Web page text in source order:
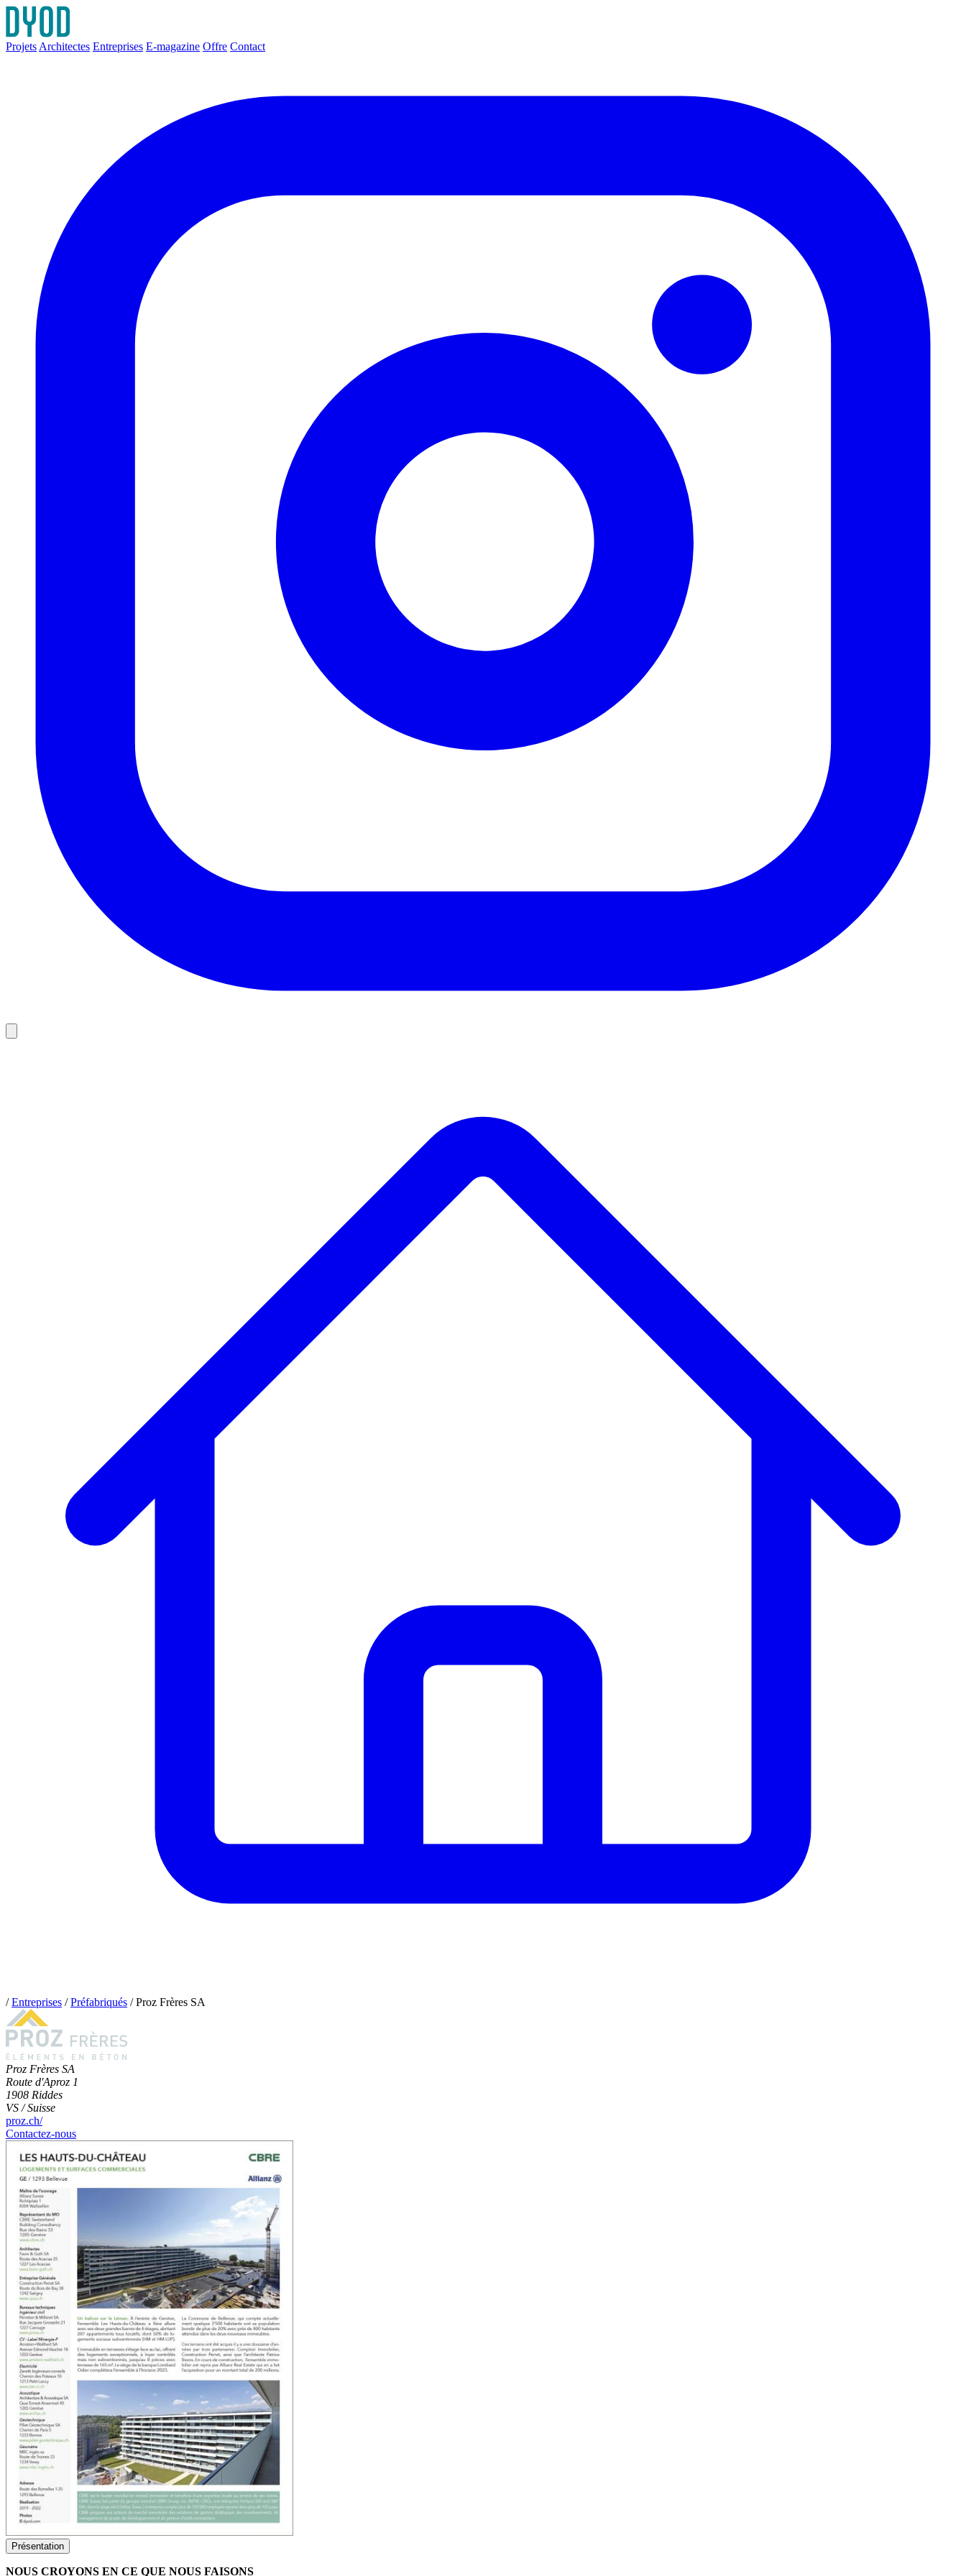
Projets Architectes Entreprises E-magazine Offre Contact
/ Entreprises / Préfabriqués /Proz Frères SA
Proz Frères SA
Route d'Aproz 1
1908 Riddes
VS / Suisse
proz.ch/
Contactez-nous
Présentation
NOUS CROYONS EN CE QUE NOUS FAISONS